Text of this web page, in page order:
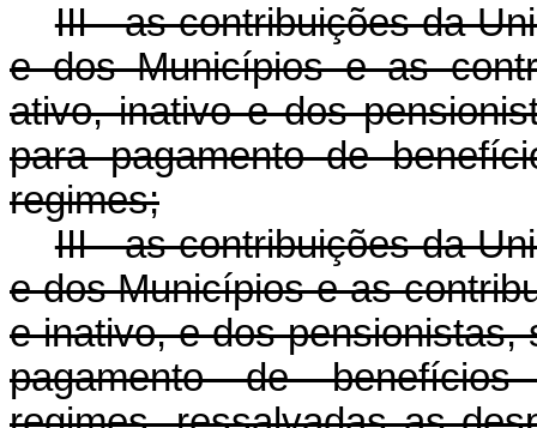
III - as contribuições da
e dos Municípios e as
ativo, inativo e dos
para pagamento de
regimes;
III - as contribuições da
e dos Municípios e as
e inativo, e dos pensionistas,
pagamento de